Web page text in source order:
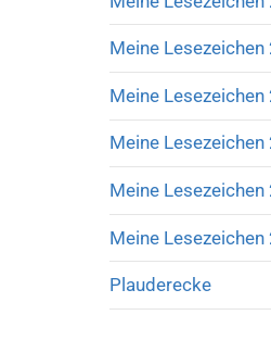
Meine Lesezeichen
Meine Lesezeichen
Meine Lesezeichen
Meine Lesezeichen
Meine Lesezeichen
Plauderecke